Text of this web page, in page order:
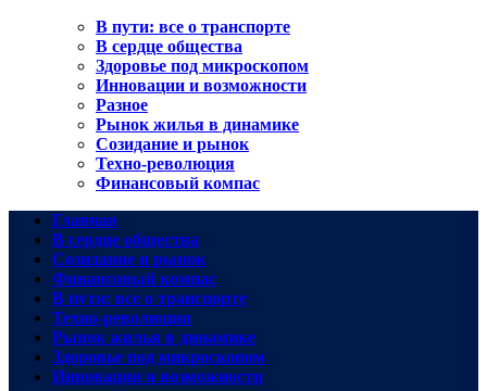
В пути: все о транспорте
В сердце общества
Здоровье под микроскопом
Инновации и возможности
Разное
Рынок жилья в динамике
Созидание и рынок
Техно-революция
Финансовый компас
Главная
В сердце общества
Созидание и рынок
Финансовый компас
В пути: все о транспорте
Техно-революция
Рынок жилья в динамике
Здоровье под микроскопом
Инновации и возможности